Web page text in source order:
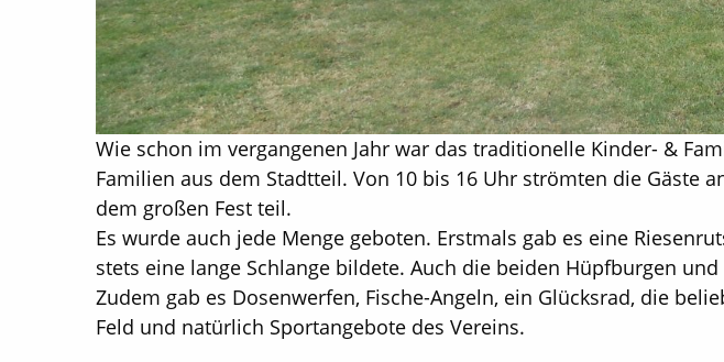
Wie schon im vergangenen Jahr war das traditionelle Kinder- &
Familien aus dem Stadtteil. Von 10 bis 16 Uhr strömten die Gäste
dem großen Fest teil.
Es wurde auch jede Menge geboten. Erstmals gab es eine
stets eine lange Schlange bildete. Auch die beiden Hüpfburgen
Zudem gab es Dosenwerfen, Fische-Angeln, ein Glücksrad, die
Feld und natürlich Sportangebote des Vereins.